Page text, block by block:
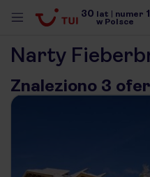
30 lat numer 1
w Polsce
Narty
Znaleziono 3